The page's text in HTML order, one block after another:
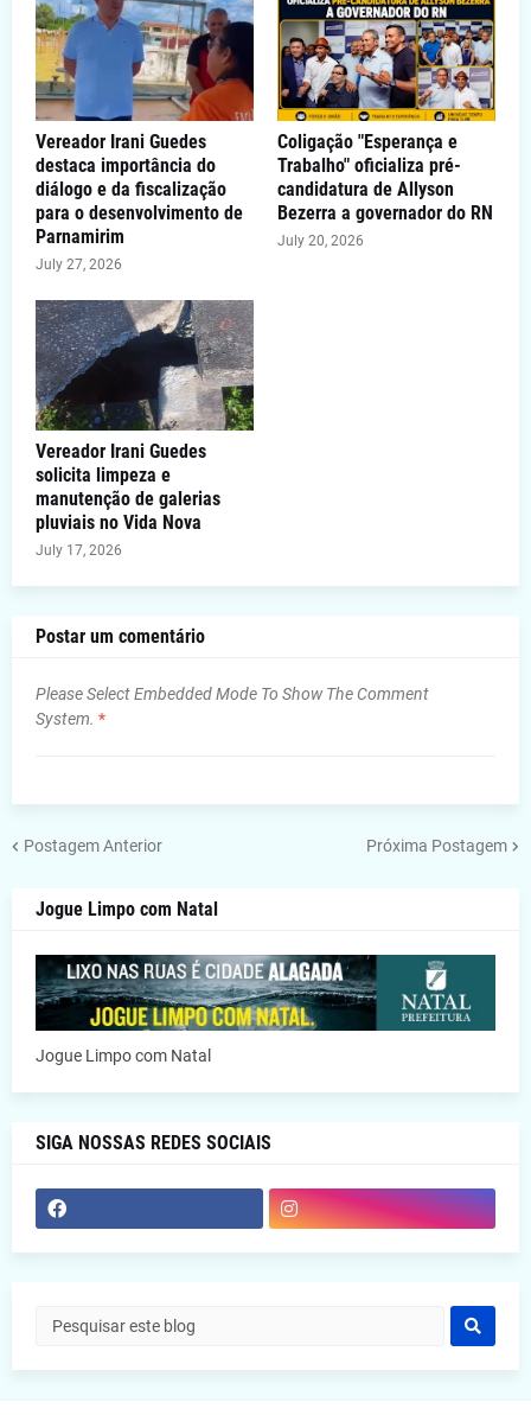
Vereador Irani Guedes
destaca importância do
diálogo e da fiscalização
para o desenvolvimento de
Parnamirim
July 27, 2026
Coligação "Esperança e
Trabalho" oficializa pré-
candidatura de Allyson
Bezerra a governador do RN
July 20, 2026
Vereador Irani Guedes
solicita limpeza e
manutenção de galerias
pluviais no Vida Nova
July 17, 2026
Postar um comentário
Please Select Embedded Mode To Show The Comment
System. *
Postagem Anterior Próxima Postagem
Jogue Limpo com Natal
Jogue Limpo com Natal
SIGA NOSSAS REDES SOCIAIS